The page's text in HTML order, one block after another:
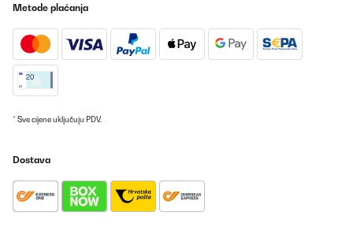
Metode plaćanja
* Sve cijene uključuju PDV.
Dostava